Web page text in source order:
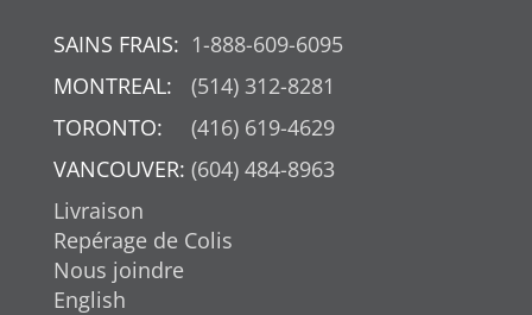
SAINS FRAIS: 1-888-609-6095
MONTREAL:
(514) 312-8281
TORONTO:
(416) 619-4629
VANCOUVER: (604) 484-8963
Livraison
Repérage de Colis
Nous joindre
English